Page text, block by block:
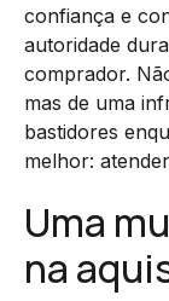
confiança e
autoridade
comprador.
mas de uma
bastidores
melhor:
Uma
na